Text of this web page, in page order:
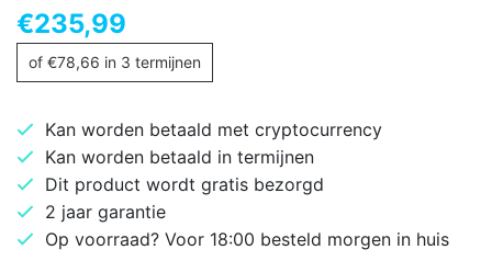
€235,99
of €78,66 in 3 termijnen
Kan worden betaald met cryptocurrency
Kan worden betaald in termijnen
Dit product wordt gratis bezorgd
2 jaar garantie
Op voorraad? Voor 18:00 besteld morgen in huis